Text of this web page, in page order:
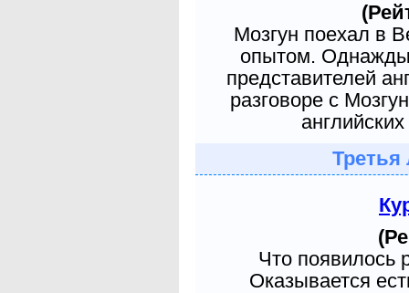
Мозгун поехал в
опытом. Однажды
представителей
разговоре с
Третья
Что появилось
Оказывается